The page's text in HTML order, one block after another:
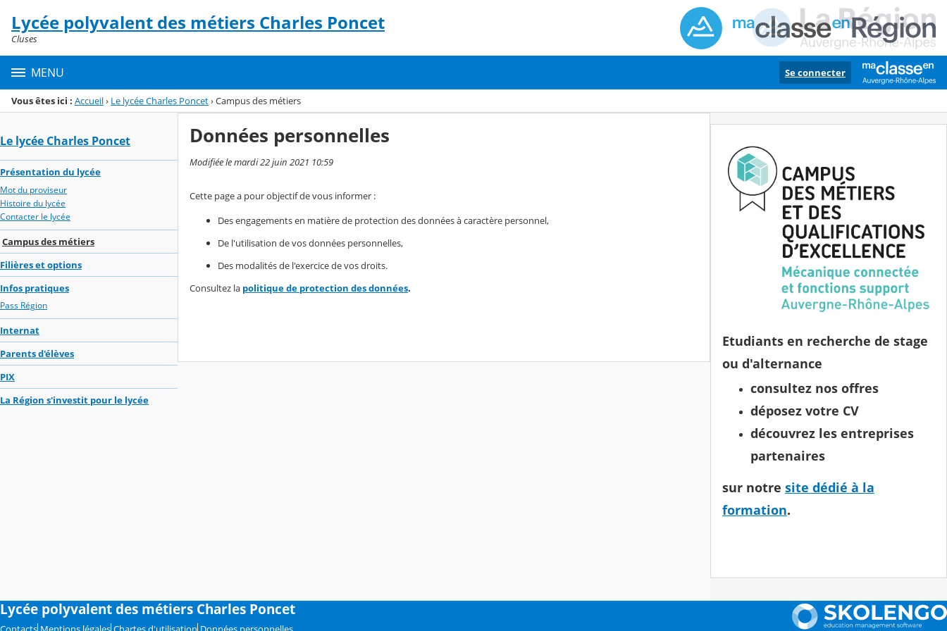
Menu de la rubrique
Contenu
Lycée polyvalent des métiers Charles Poncet
Cluses
MENU Se connecter
Vous êtes ici : Accueil› Le lycée Charles Poncet›Campus des métiers
Le lycée Charles Poncet
Présentation du lycée
Mot du proviseur
Histoire du lycée
Contacter le lycée
Campus des métiers
Filières et options
Infos pratiques
Pass Région
Internat
Parents d'élèves
PIX
La Région s'investit pour le lycée
Données personnelles
Modifiée le mardi 22 juin 2021 10:59
Cette page a pour objectif de vous informer :
Des engagements en matière de protection des données à caractère personnel,
De l'utilisation de vos données personnelles,
Des modalités de l'exercice de vos droits.
Consultez la politique de protection des données.
Etudiants en recherche de stage
ou d'alternance
consultez nos offres
déposez votre CV
découvrez les entreprises
partenaires
sur notre site dédié à la
formation.
Lycée polyvalent des métiers Charles Poncet